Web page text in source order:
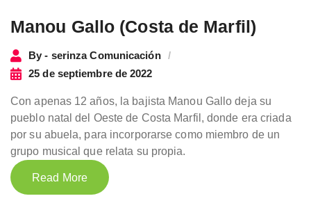
Manou Gallo (Costa de Marfil)
By - serinza Comunicación
25 de septiembre de 2022
Con apenas 12 años, la bajista Manou Gallo deja su
pueblo natal del Oeste de Costa Marfil, donde era criada
por su abuela, para incorporarse como miembro de un
grupo musical que relata su propia.
Read More